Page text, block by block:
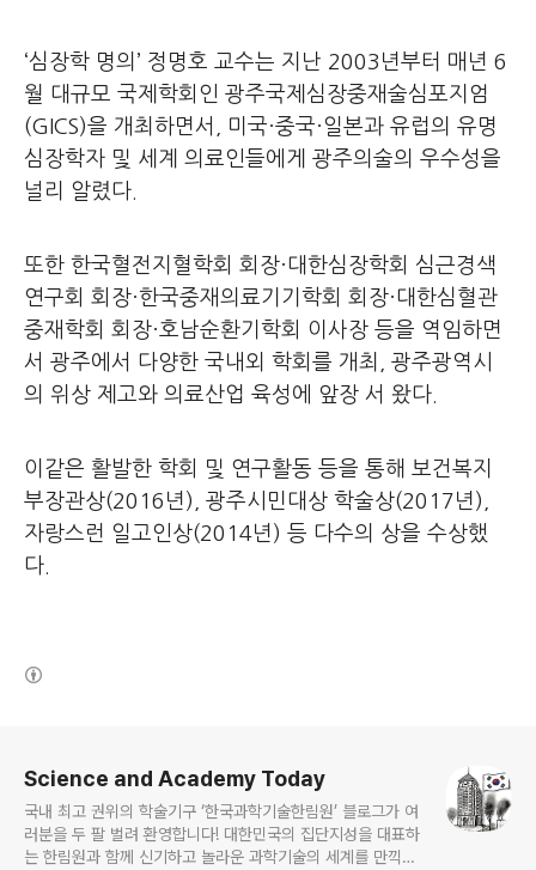
‘심장학 명의’ 정명호 교수는 지난 2003년부터 매년 6
월 대규모 국제학회인 광주국제심장중재술심포지엄
(GICS)을 개최하면서, 미국·중국·일본과 유럽의 유명
심장학자 및 세계 의료인들에게 광주의술의 우수성을
널리 알렸다.
또한 한국혈전지혈학회 회장·대한심장학회 심근경색
연구회 회장·한국중재의료기기학회 회장·대한심혈관
중재학회 회장·호남순환기학회 이사장 등을 역임하면
서 광주에서 다양한 국내외 학회를 개최, 광주광역시
의 위상 제고와 의료산업 육성에 앞장 서 왔다.
이같은 활발한 학회 및 연구활동 등을 통해 보건복지
부장관상(2016년), 광주시민대상 학술상(2017년),
자랑스런 일고인상(2014년) 등 다수의 상을 수상했
다.
Science and Academy Today
국내 최고 권위의 학술기구 ‘한국과학기술한림원’ 블로그가 여
러분을 두 팔 벌려 환영합니다! 대한민국의 집단지성을 대표하
는 한림원과 함께 신기하고 놀라운 과학기술의 세계를 만끽하